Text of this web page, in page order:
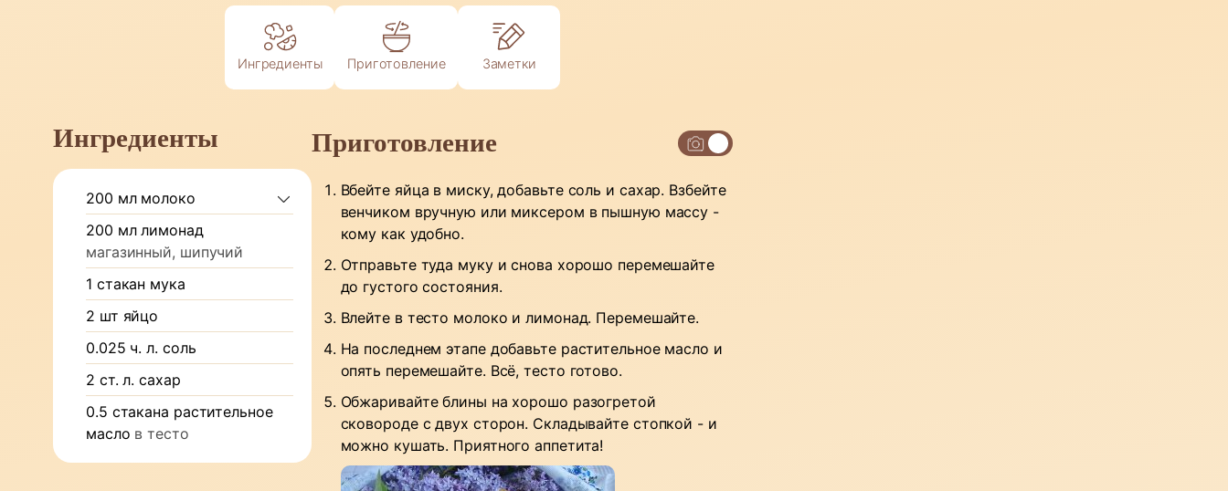
Ингредиенты Приготовление Заметки
Ингредиенты
200 мл молоко
200 мл лимонад
магазинный, шипучий
1 стакан мука
2 шт яйцо
0.025 ч. л. соль
2 ст. л. сахар
0.5 стакана растительное
масло в тесто
Приготовление
Вбейте яйца в миску, добавьте соль и сахар. Взбейте
венчиком вручную или миксером в пышную массу -
кому как удобно.
Отправьте туда муку и снова хорошо перемешайте
до густого состояния.
Влейте в тесто молоко и лимонад. Перемешайте.
На последнем этапе добавьте растительное масло и
опять перемешайте. Всё, тесто готово.
Обжаривайте блины на хорошо разогретой
сковороде с двух сторон. Складывайте стопкой - и
можно кушать. Приятного аппетита!